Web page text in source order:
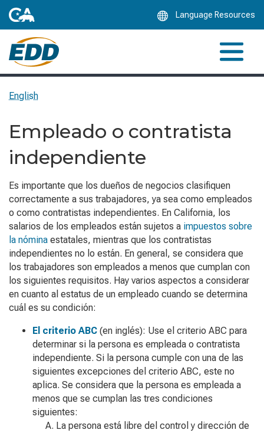
Language Resources
English
Empleado o contratista
independiente
Es importante que los dueños de negocios clasifiquen
correctamente a sus trabajadores, ya sea como empleados
o como contratistas independientes. En California, los
salarios de los empleados están sujetos a impuestos sobre
la nómina estatales, mientras que los contratistas
independientes no lo están. En general, se considera que
los trabajadores son empleados a menos que cumplan con
los siguientes requisitos. Hay varios aspectos a considerar
en cuanto al estatus de un empleado cuando se determina
cuál es su condición:
El criterio ABC (en inglés): Use el criterio ABC para
determinar si la persona es empleada o contratista
independiente. Si la persona cumple con una de las
siguientes excepciones del criterio ABC, este no
aplica. Se considera que la persona es empleada a
menos que se cumplan las tres condiciones
siguientes:
La persona está libre del control y dirección de